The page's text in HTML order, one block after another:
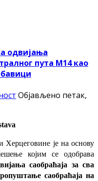
одвијања
пута М14 као
Објављено петак,
Херцеговине је на основу
којим се одобрава
саобраћаја за сва
саобраћаја на